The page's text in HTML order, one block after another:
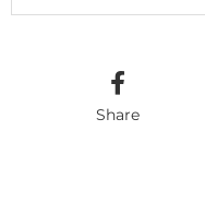
Share